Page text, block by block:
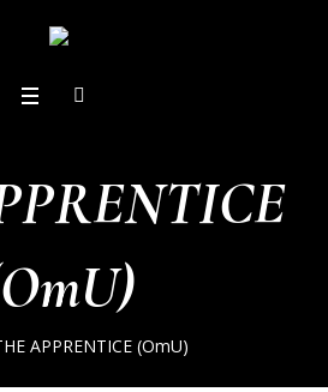
APPRENTICE (OmU)